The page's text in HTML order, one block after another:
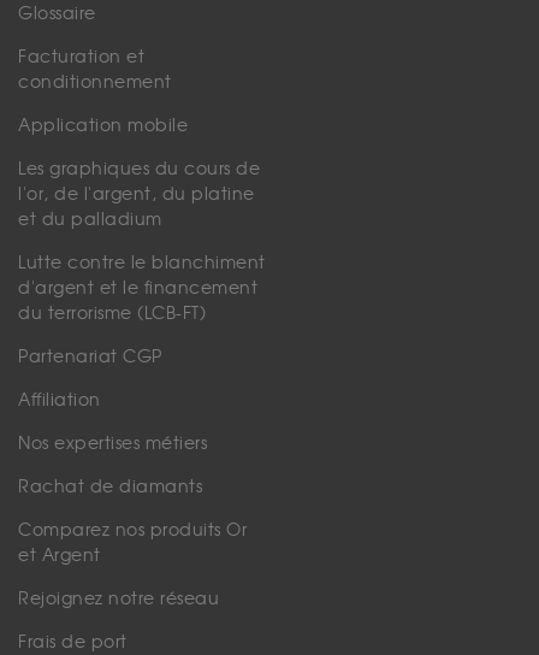
Glossaire
Facturation et
conditionnement
Application mobile
Les graphiques du cours de
l'or, de l'argent, du platine
et du palladium
Lutte contre le blanchiment
d'argent et le financement
du terrorisme (LCB-FT)
Partenariat CGP
Affiliation
Nos expertises métiers
Rachat de diamants
Comparez nos produits Or
et Argent
Rejoignez notre réseau
Frais de port